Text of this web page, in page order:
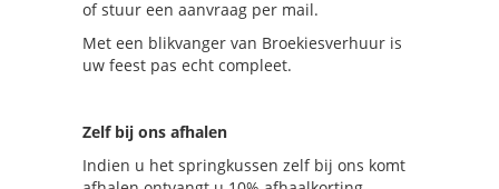
of stuur een aanvraag per mail.
Met een blikvanger van Broekiesverhuur is
uw feest pas echt compleet.
Zelf bij ons afhalen
Indien u het springkussen zelf bij ons komt